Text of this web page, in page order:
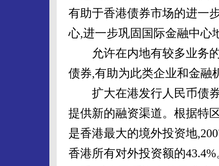
有助于香港债券市场的进一
心,进一步巩固国际金融中心
允许在内地有较多业务的
债券,有助为此类企业和金融
扩大在港发行人民币债券
提供新的融资渠道。根据特
是香港最大的境外投资地
香港所有对外投资额的